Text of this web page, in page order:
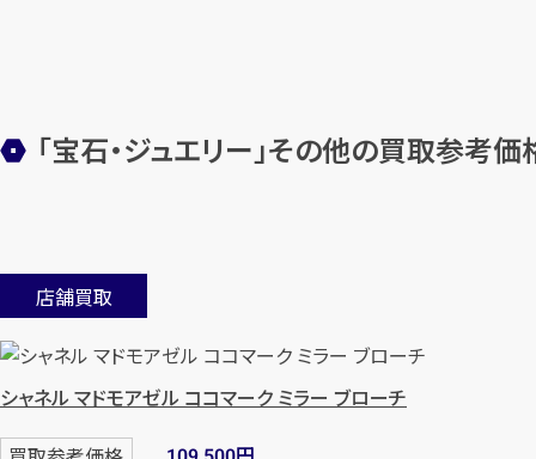
「宝石・ジュエリー」その他の買取参考価
店舗買取
シャネル マドモアゼル ココマーク ミラー ブローチ